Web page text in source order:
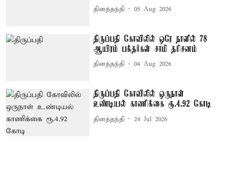
தினத்தந்தி 05 Aug 2026
திருப்பதி கோவிலில் ஒரே நாளில் 78
ஆயிரம் பக்தர்கள் சாமி தரிசனம்
தினத்தந்தி 04 Aug 2026
திருப்பதி கோவிலில் ஒருநாள்
உண்டியல் காணிக்கை ரூ.4.92 கோடி
தினத்தந்தி 24 Jul 2026